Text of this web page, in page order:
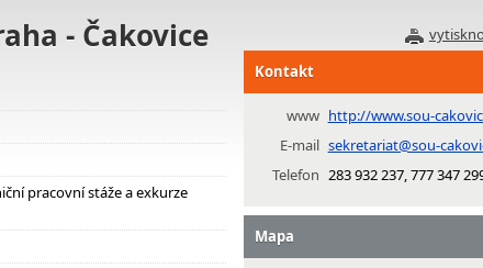
- Čakovice
pracovní stáže a exkurze
Kontakt
www http://www.sou-
E-mail sekretariat@sou-
Telefon 283 932 237, 777 347
Mapa